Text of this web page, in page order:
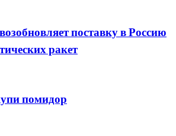
поставку в Россию
ракет
помидор